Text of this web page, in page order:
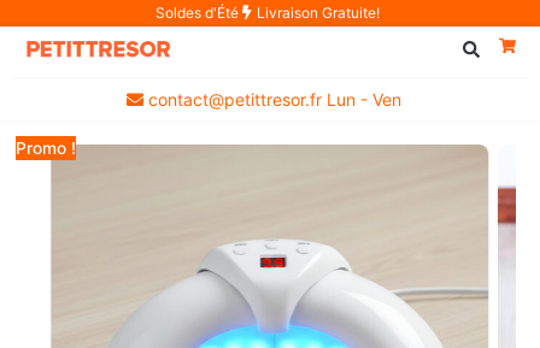
Soldes d'Été Livraison Gratuite!
contact@petittresor.fr Lun - Ven
Promo !